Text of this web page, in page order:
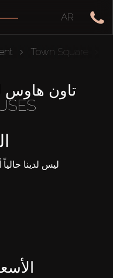
AR
Town Square
ليس لدينا